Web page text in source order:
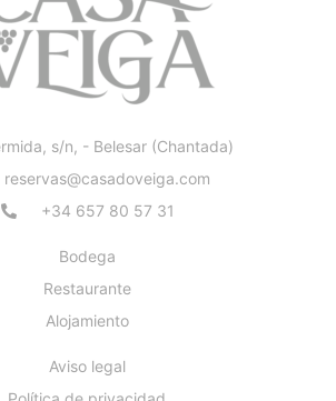
s/n, - Belesar (Chantada)
reservas@casadoveiga.com
+34 657 80 57 31
Bodega
Restaurante
Alojamiento
Aviso legal